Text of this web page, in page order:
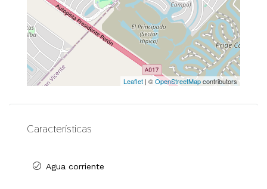
Leaflet | ©OpenStreetMapcontributors
Características
Agua corriente